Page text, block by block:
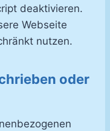
deaktivieren.
Webseite
nutzen.
oder